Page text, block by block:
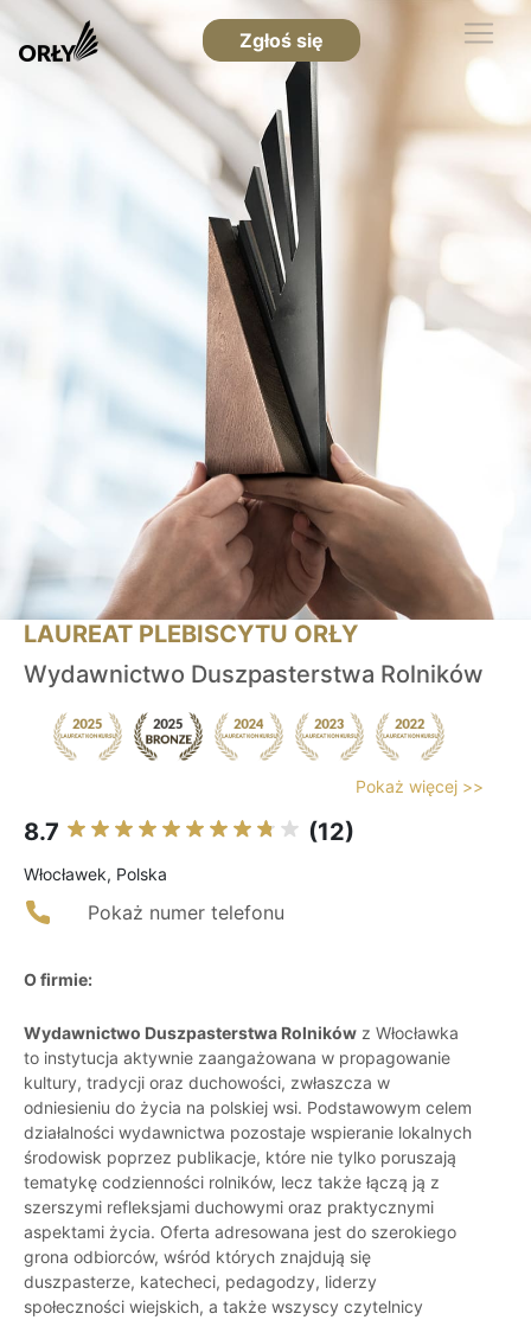
Zgłoś się
LAUREAT PLEBISCYTU ORŁY
Wydawnictwo Duszpasterstwa Rolników
Pokaż więcej >>
8.7 (12)
Włocławek, Polska
Pokaż numer telefonu
O firmie:
Wydawnictwo Duszpasterstwa Rolników z Włocławka
to instytucja aktywnie zaangażowana w propagowanie
kultury, tradycji oraz duchowości, zwłaszcza w
odniesieniu do życia na polskiej wsi. Podstawowym celem
działalności wydawnictwa pozostaje wspieranie lokalnych
środowisk poprzez publikacje, które nie tylko poruszają
tematykę codzienności rolników, lecz także łączą ją z
szerszymi refleksjami duchowymi oraz praktycznymi
aspektami życia. Oferta adresowana jest do szerokiego
grona odbiorców, wśród których znajdują się
duszpasterze, katecheci, pedagodzy, liderzy
społeczności wiejskich, a także wszyscy czytelnicy